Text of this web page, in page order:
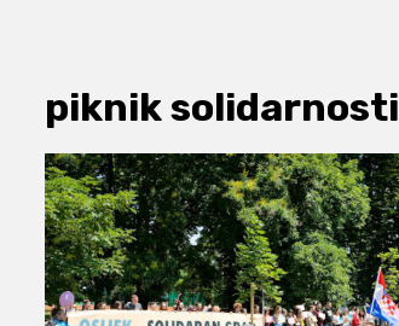
piknik solidarnosti